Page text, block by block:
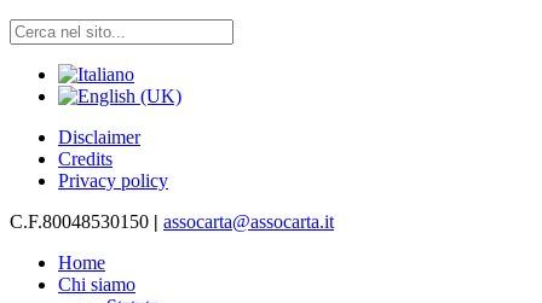
Disclaimer
Credits
Privacy policy
C.F.80048530150 | assocarta@assocarta.it
Home
Chi siamo